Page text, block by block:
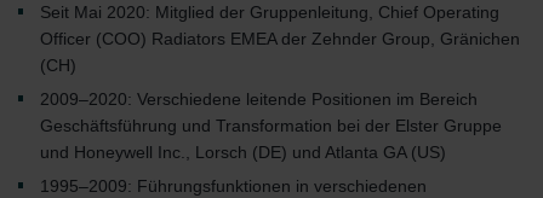
Seit Mai 2020: Mitglied der Gruppenleitung, Chief Operating
Officer (COO) Radiators EMEA der Zehnder Group, Gränichen
(CH)
2009–2020: Verschiedene leitende Positionen im Bereich
Geschäftsführung und Transformation bei der Elster Gruppe
und Honeywell Inc., Lorsch (DE) und Atlanta GA (US)
1995–2009: Führungsfunktionen in verschiedenen